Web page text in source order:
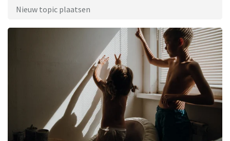
Nieuw topic plaatsen